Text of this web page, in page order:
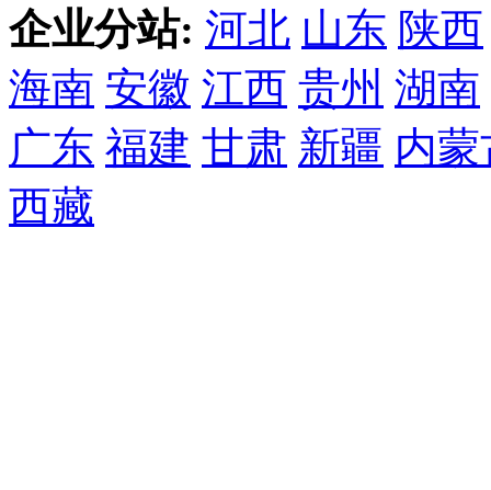
企业分站: 河北 山东 陕西
海南 安徽 江西 贵州 湖南
广东 福建 甘肃 新疆 内蒙
西藏